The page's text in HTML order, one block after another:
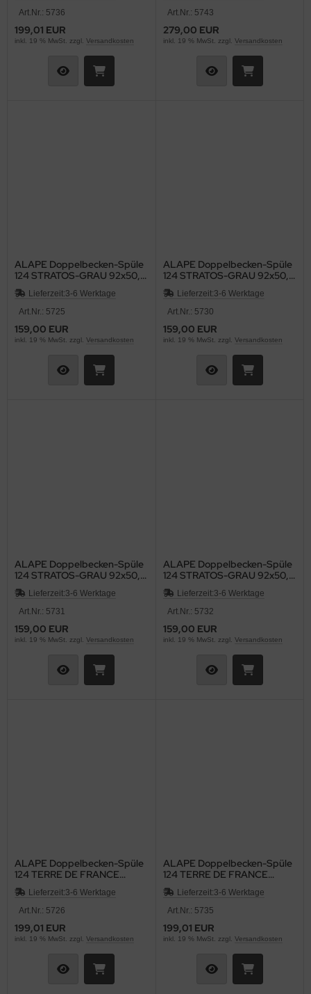
Art.Nr.: 5736
199,01 EUR
inkl. 19 % MwSt. zzgl. Versandkosten
Art.Nr.: 5743
279,00 EUR
inkl. 19 % MwSt. zzgl. Versandkosten
ALAPE Doppelbecken-Spüle
124 STRATOS-GRAU 92x50,5
cm
Lieferzeit:3-6 Werktage
Art.Nr.: 5725
159,00 EUR
inkl. 19 % MwSt. zzgl. Versandkosten
ALAPE Doppelbecken-Spüle
124 STRATOS-GRAU 92x50,5
cm
Lieferzeit:3-6 Werktage
Art.Nr.: 5730
159,00 EUR
inkl. 19 % MwSt. zzgl. Versandkosten
ALAPE Doppelbecken-Spüle
124 STRATOS-GRAU 92x50,5
cm
Lieferzeit:3-6 Werktage
Art.Nr.: 5731
159,00 EUR
inkl. 19 % MwSt. zzgl. Versandkosten
ALAPE Doppelbecken-Spüle
124 STRATOS-GRAU 92x50,5
cm
Lieferzeit:3-6 Werktage
Art.Nr.: 5732
159,00 EUR
inkl. 19 % MwSt. zzgl. Versandkosten
ALAPE Doppelbecken-Spüle
124 TERRE DE FRANCE
BRAUN 92x50,5 cm
Lieferzeit:3-6 Werktage
Art.Nr.: 5726
199,01 EUR
inkl. 19 % MwSt. zzgl. Versandkosten
ALAPE Doppelbecken-Spüle
124 TERRE DE FRANCE
BRAUN 92x50,5 cm
Lieferzeit:3-6 Werktage
Art.Nr.: 5735
199,01 EUR
inkl. 19 % MwSt. zzgl. Versandkosten